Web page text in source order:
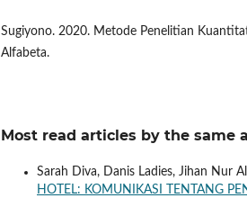
Sugiyono. 2020. Metode Penelitian
Alfabeta.
Most read articles by the same
Sarah Diva, Danis Ladies, Jihan Nur
HOTEL: KOMUNIKASI TENTANG